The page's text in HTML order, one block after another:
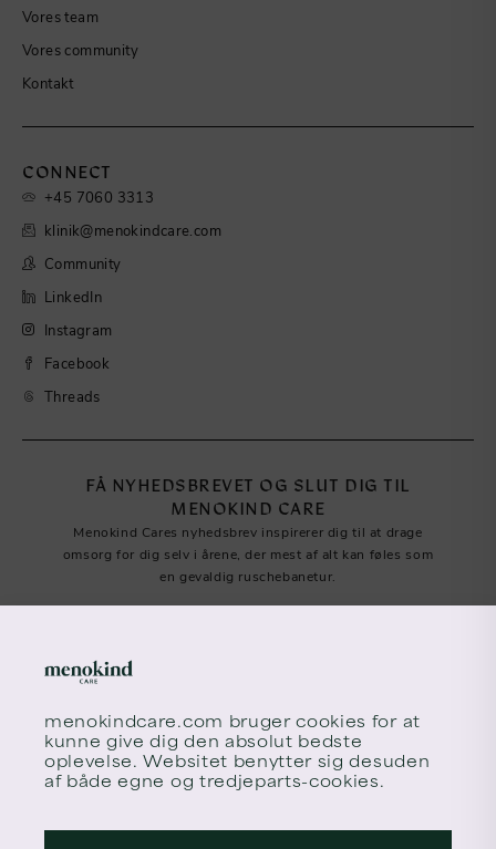
menokindcare.com bruger cookies for at
kunne give dig den absolut bedste
oplevelse. Websitet benytter sig desuden
af både egne og tredjeparts-cookies.
Vores team
Vores community
Kontakt
CONNECT
+45 7060 3313
klinik@menokindcare.com
Community
LinkedIn
Instagram
Facebook
Threads
FÅ NYHEDSBREVET OG SLUT DIG TIL
MENOKIND CARE
Menokind Cares nyhedsbrev inspirerer dig til at drage
omsorg for dig selv i årene, der mest af alt kan føles som
en gevaldig ruschebanetur.
Tilmeld meno times